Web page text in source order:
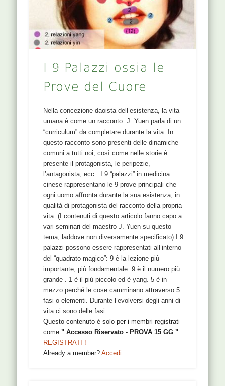
I 9 Palazzi ossia le
Prove del Cuore
Nella concezione daoista dell’esistenza, la vita
umana è come un racconto: J. Yuen parla di un
“curriculum” da completare durante la vita. In
questo racconto sono presenti delle dinamiche
comuni a tutti noi, così come nelle storie è
presente il protagonista, le peripezie,
l’antagonista, ecc. I 9 “palazzi” in medicina
cinese rappresentano le 9 prove principali che
ogni uomo affronta durante la sua esistenza, in
qualità di protagonista del racconto della propria
vita. (I contenuti di questo articolo fanno capo a
vari seminari del maestro J. Yuen su questo
tema, laddove non diversamente specificato) I 9
palazzi possono essere rappresentati all’interno
del “quadrato magico”: 9 è la lezione più
importante, più fondamentale. 9 è il numero più
grande . 1 è il più piccolo ed è yang. 5 è in
mezzo perché le cose camminano attraverso 5
fasi o elementi. Durante l’evolversi degli anni di
vita ci sono delle fasi...
Questo contenuto è solo per i membri registrati
come" Accesso Riservato - PROVA 15 GG "
REGISTRATI !
Already a member?Accedi